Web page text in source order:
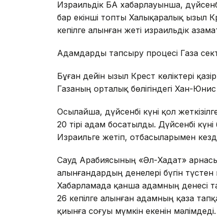
Израильдік БАҚ хабарлауынша,
бар екінші топты Халықаралық Қызыл
кепілге алынған жеті израильдік
Адамдарды тапсыру процесі Газа
Бұған дейін Қызыл Крест көліктері
Газаның орталық бөлігіндегі Хан-
Осылайша, дүйсенбі күні қол
20 тірі адам босатылды. Дүйсенбі
Израильге жетіп, отбасыларымен
Сауд Арабиясының «Әл-Хадат»
алынғандардың денелері бүгін
Хабарламада қанша адамның денесі
26 кепілге алынған адамның қаза
қиынға соғуы мүмкін екенін мәлімдеді.